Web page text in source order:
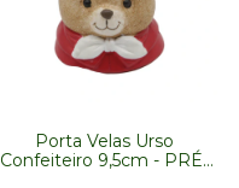
Porta Velas Urso
Confeiteiro 9,5cm - PRÉ-